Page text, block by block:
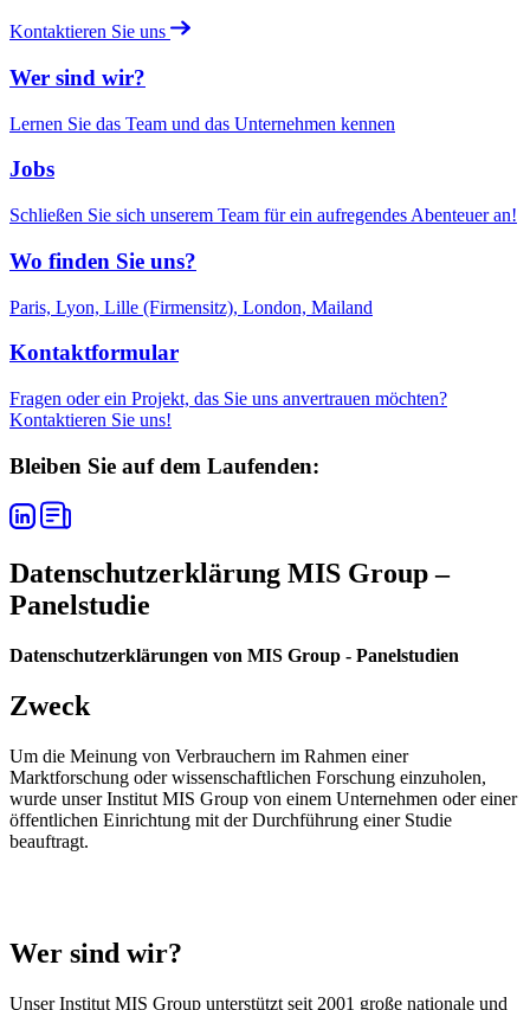
Kontaktieren Sie uns
Wer sind wir?
Lernen Sie das Team und das Unternehmen kennen
Jobs
Schließen Sie sich unserem Team für ein aufregendes Abenteuer an!
Wo finden Sie uns?
Paris, Lyon, Lille (Firmensitz), London, Mailand
Kontaktformular
Fragen oder ein Projekt, das Sie uns anvertrauen möchten?
Kontaktieren Sie uns!
Bleiben Sie auf dem Laufenden:
Datenschutzerklärung MIS Group –
Panelstudie
Datenschutzerklärungen von MIS Group - Panelstudien
Zweck
Um die Meinung von Verbrauchern im Rahmen einer
Marktforschung oder wissenschaftlichen Forschung einzuholen,
wurde unser Institut MIS Group von einem Unternehmen oder einer
öffentlichen Einrichtung mit der Durchführung einer Studie
beauftragt.
Wer sind wir?
Unser Institut MIS Group unterstützt seit 2001 große nationale und